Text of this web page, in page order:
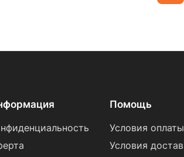
Помощь
Условия оплаты
Условия